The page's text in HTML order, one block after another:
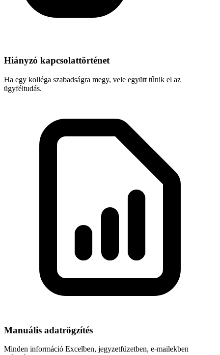
Hiányzó kapcsolattörténet
Ha egy kolléga szabadságra megy, vele együtt tűnik el az
ügyféltudás.
Manuális adatrögzítés
Minden információ Excelben, jegyzetfüzetben, e-mailekben